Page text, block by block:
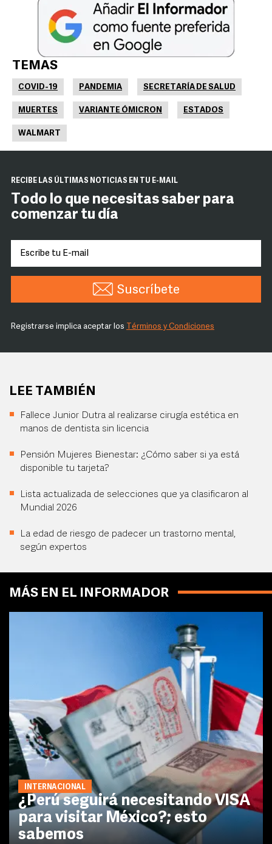
TEMAS
COVID-19 PANDEMIA SECRETARÍA DE SALUD
MUERTES VARIANTE ÓMICRON ESTADOS
WALMART
RECIBE LAS ÚLTIMAS NOTICIAS EN TU E-MAIL
Todo lo que necesitas saber para
comenzar tu día
Suscríbete
Registrarse implica aceptar los Términos y Condiciones
LEE TAMBIÉN
Fallece Junior Dutra al realizarse cirugía estética en
manos de dentista sin licencia
Pensión Mujeres Bienestar: ¿Cómo saber si ya está
disponible tu tarjeta?
Lista actualizada de selecciones que ya clasificaron al
Mundial 2026
La edad de riesgo de padecer un trastorno mental,
según expertos
MÁS EN EL INFORMADOR
INTERNACIONAL
¿Perú seguirá necesitando VISA
para visitar México?; esto
sabemos